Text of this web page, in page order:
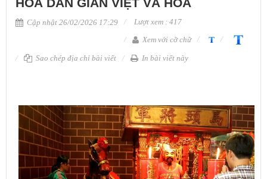
Cập nhật 26/02/2026 17:29
Lượt xem : 417
Xem với cỡ chữ
Sao chép địa chỉ bài viết In bài viết này